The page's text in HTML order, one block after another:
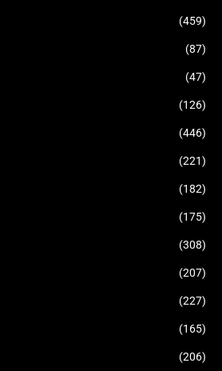
(459)
(87)
(47)
(126)
(446)
(221)
(182)
(175)
(308)
(207)
(227)
(165)
(206)